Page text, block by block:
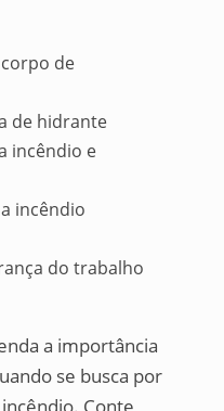
de
de hidrante
incêndio e
incêndio
do trabalho
a importância
se busca por
Conte